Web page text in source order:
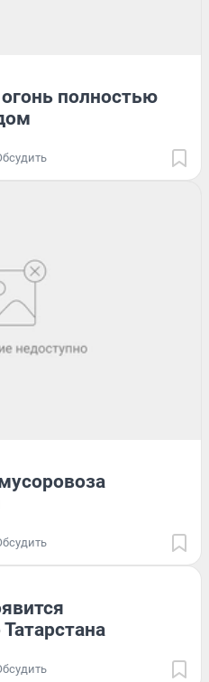
полностью